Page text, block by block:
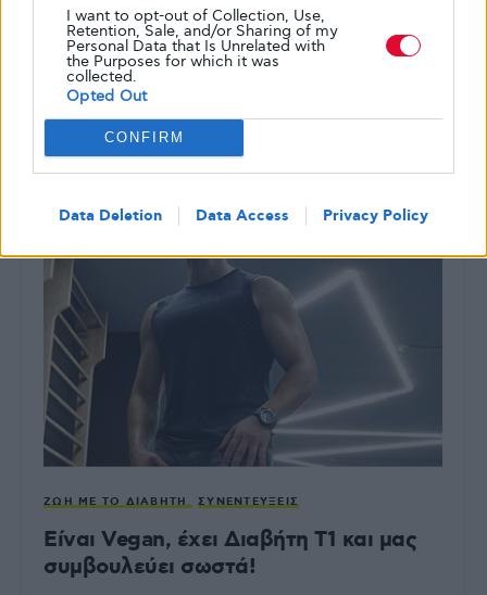
I want to opt-out of Collection, Use,
Retention, Sale, and/or Sharing of my
Personal Data that Is Unrelated with
the Purposes for which it was
collected.
Opted Out
CONFIRM
Data Deletion Data Access Privacy Policy
Σήμερα 14 Νοεμβρίου είναι η Παγκόσμια Ημέρα Διαβήτη.
Η ημερομηνία αυτή έχει καθιερωθεί καθότι είναι η
ημερομηνία γέννησης του…
ΑΠΌ GLYKOULI 14 ΝΟΕΜΒΡΊΟΥ, 2018
ΖΩΉ ΜΕ ΤΟ ΔΙΑΒΉΤΗ ΣΥΝΕΝΤΕΎΞΕΙΣ
Είναι Vegan, έχει Διαβήτη Τ1 και μας
συμβουλεύει σωστά!